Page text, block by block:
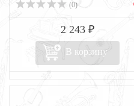
(0)
2 243 ₽
В корзину